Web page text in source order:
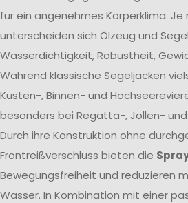
für ein angenehmes Körperklima. Je
unterscheiden sich Ölzeug und
Wasserdichtigkeit, Robustheit,
Während klassische Segeljacken
Küsten-, Binnen- und
besonders bei Regatta-, Jollen-
Durch ihre Konstruktion ohne
Frontreißverschluss bieten die
Bewegungsfreiheit und reduzieren
Wasser. In Kombination mit einer